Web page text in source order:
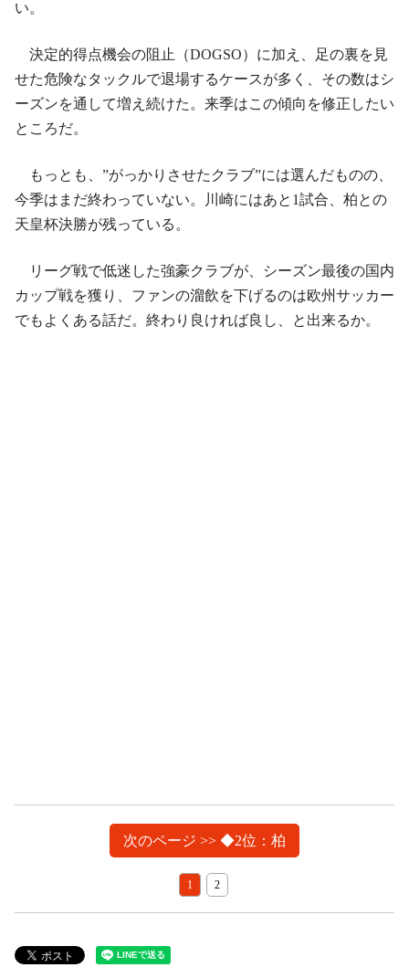
い。
決定的得点機会の阻止（DOGSO）に加え、足の裏を見
せた危険なタックルで退場するケースが多く、その数はシ
ーズンを通して増え続けた。来季はこの傾向を修正したい
ところだ。
もっとも、”がっかりさせたクラブ”には選んだものの、
今季はまだ終わっていない。川崎にはあと1試合、柏との
天皇杯決勝が残っている。
リーグ戦で低迷した強豪クラブが、シーズン最後の国内
カップ戦を獲り、ファンの溜飲を下げるのは欧州サッカー
でもよくある話だ。終わり良ければ良し、と出来るか。
次のページ >> ◆2位：柏
1 2